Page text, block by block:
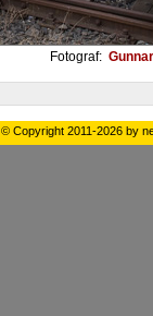
Fotograf:
© Copyright 2011-2026 by